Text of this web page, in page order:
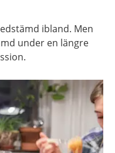
ibland. Men
under en längre